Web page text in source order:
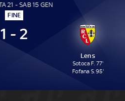
21 - SAB 15 GEN
FINE
1 - 2
Lens
Sotoca F. 77'
Fofana S. 95'